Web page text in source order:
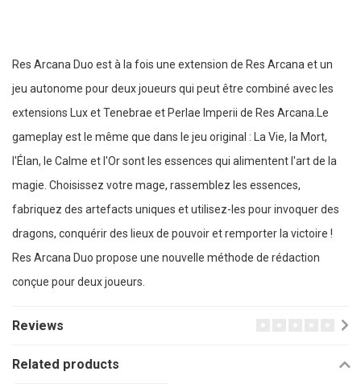
Res Arcana Duo est à la fois une extension de Res Arcana et un
jeu autonome pour deux joueurs qui peut être combiné avec les
extensions Lux et Tenebrae et Perlae Imperii de Res Arcana.Le
gameplay est le même que dans le jeu original : La Vie, la Mort,
l'Élan, le Calme et l'Or sont les essences qui alimentent l'art de la
magie. Choisissez votre mage, rassemblez les essences,
fabriquez des artefacts uniques et utilisez-les pour invoquer des
dragons, conquérir des lieux de pouvoir et remporter la victoire !
Res Arcana Duo propose une nouvelle méthode de rédaction
conçue pour deux joueurs.
Reviews
Related products